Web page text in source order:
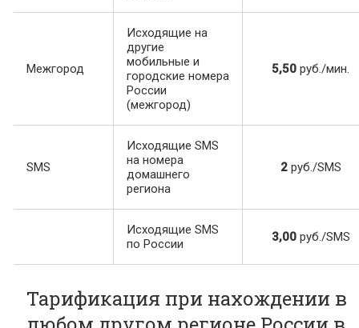
Межгород
Исходящие на
другие
мобильные и
городские номера
России
(межгород)
5,50 руб./мин.
SMS
Исходящие SMS
на номера
домашнего
региона
2руб./SMS
Исходящие SMS
по России
3,00руб./SMS
Тарификация при нахождении в